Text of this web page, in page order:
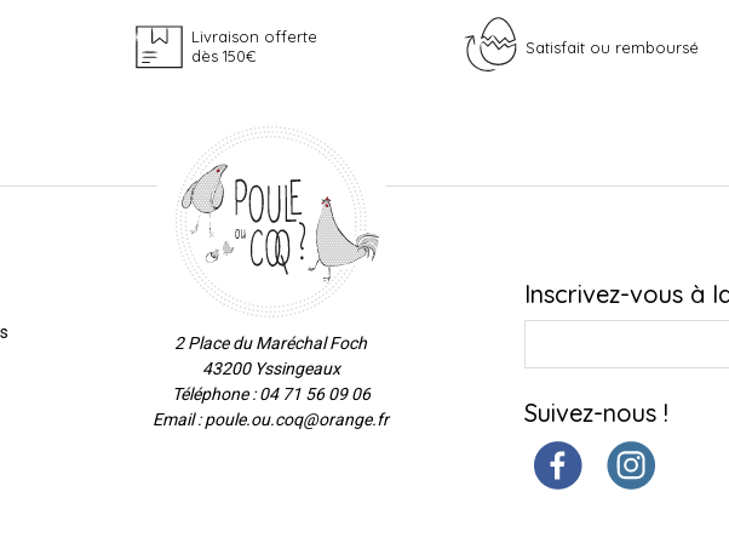
Livraison offerte
dès 150€
Satisfait ou remboursé
2 Place du Maréchal Foch
43200 Yssingeaux
Téléphone : 04 71 56 09 06
Email : poule.ou.coq@orange.fr
Inscrivez-vous à
Suivez-nous !
confidentialité, en garantissant la conformité avec les réglementations. Personnalisez